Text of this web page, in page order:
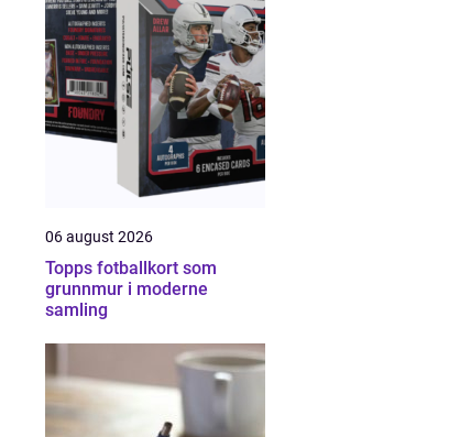
06 august 2026
Topps fotballkort som
grunnmur i moderne
samling